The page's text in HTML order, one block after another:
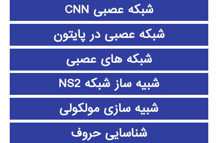
شبکه عصبی CNN
شبکه عصبی در پایتون
شبکه های عصبی
شبیه ساز شبکه NS2
شبیه سازی مولکولی
شناسایی حروف